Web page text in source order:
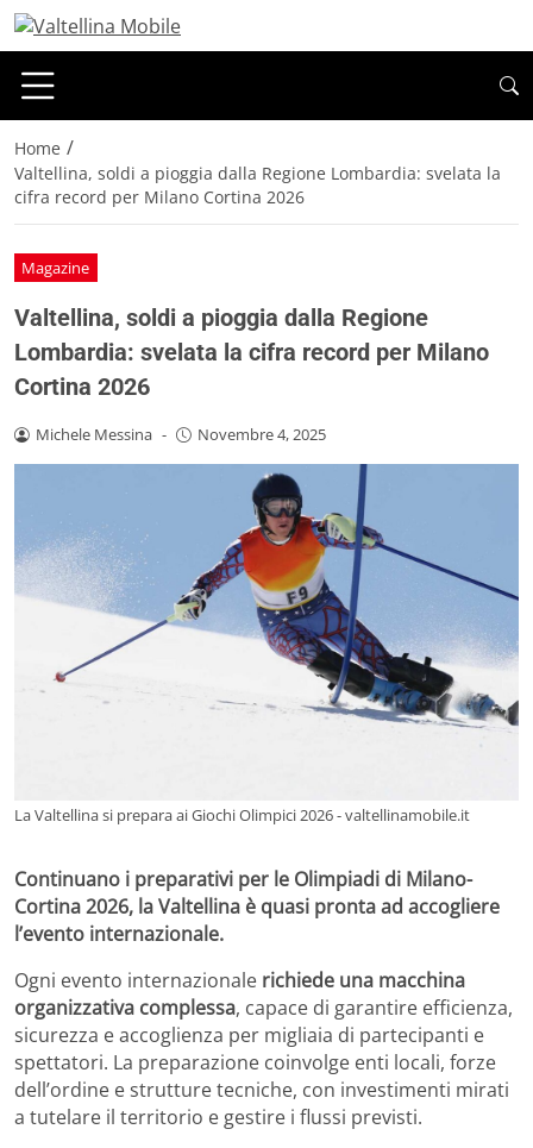
Home /
Valtellina, soldi a pioggia dalla Regione Lombardia: svelata la
cifra record per Milano Cortina 2026
Magazine
Valtellina, soldi a pioggia dalla Regione
Lombardia: svelata la cifra record per Milano
Cortina 2026
Michele Messina - Novembre 4, 2025
La Valtellina si prepara ai Giochi Olimpici 2026 - valtellinamobile.it
Continuano i preparativi per le Olimpiadi di Milano-
Cortina 2026, la Valtellina è quasi pronta ad accogliere
l’evento internazionale.
Ogni evento internazionale richiede una macchina
organizzativa complessa, capace di garantire efficienza,
sicurezza e accoglienza per migliaia di partecipanti e
spettatori. La preparazione coinvolge enti locali, forze
dell’ordine e strutture tecniche, con investimenti mirati
a tutelare il territorio e gestire i flussi previsti.